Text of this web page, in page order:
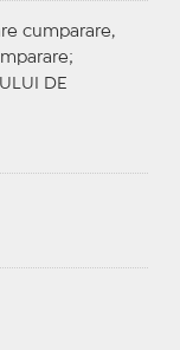
cumparare,
DE